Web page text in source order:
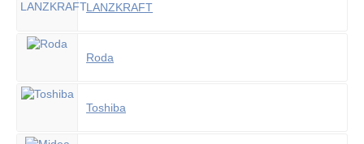
LANZKRAFT
Roda
Toshiba